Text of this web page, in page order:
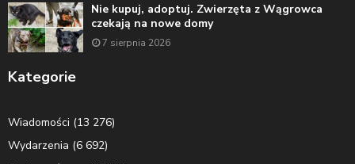
Nie kupuj, adoptuj. Zwierzęta z Wągrowca
czekają na nowe domy
7 sierpnia 2026
Kategorie
Wiadomości (13 276)
Wydarzenia (6 692)